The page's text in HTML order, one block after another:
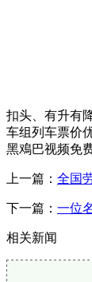
扣头、有升有
车组列车票价
黑鳮巴视频免
上一篇： 全国
下一篇： 一位
相关新闻